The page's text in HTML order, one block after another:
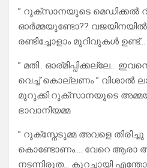
” റുക്‌സാനയുടെ മെഡിക്കൽ
ഓർമ്മയുണ്ടോ?? വജയിനയിൽ
രണ്ടിച്ചോളാം മുറിവുകൾ ഉണ്ട്…
” മതി.. ഓര്മിപ്പിക്കല്ലേ…
വെച്ച് കൊല്ലണം ” വിശാൽ
മുറുക്കി.റുക്‌സാനയുടെ
ഭാവാനിയമ്മ
” റുക്സ്നേടുമ്മ അവളെ തിരിച്ചു
കൊണ്ടോണം…. വേറെ ആരാ
നടന്നിരുത… കുറച്ചായി എന്തോ…